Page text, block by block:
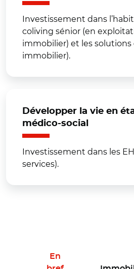
Investissement dans
coliving sénior (en
immobilier) et les solutions
immobilier).
Développer la vie en
médico-social
Investissement dans les
services).
En